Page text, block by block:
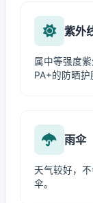
紫外
属中等强度
PA+的防晒护
雨伞
天气较好，
伞。